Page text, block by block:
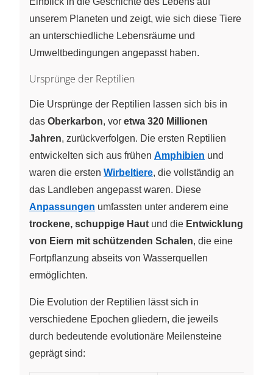
unserem Planeten und zeigt, wie sich diese Tiere
an unterschiedliche Lebensräume und
Umweltbedingungen angepasst haben.
Ursprünge der Reptilien
Die Ursprünge der Reptilien lassen sich bis in
das Oberkarbon, vor etwa 320 Millionen
Jahren, zurückverfolgen. Die ersten Reptilien
entwickelten sich aus frühen Amphibien und
waren die ersten Wirbeltiere, die vollständig an
das Landleben angepasst waren. Diese
Anpassungen umfassten unter anderem eine
trockene, schuppige Haut und die Entwicklung
von Eiern mit schützenden Schalen, die eine
Fortpflanzung abseits von Wasserquellen
ermöglichten.
Die Evolution der Reptilien lässt sich in
verschiedene Epochen gliedern, die jeweils
durch bedeutende evolutionäre Meilensteine
geprägt sind: